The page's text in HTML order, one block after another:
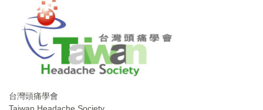
台灣頭痛學會